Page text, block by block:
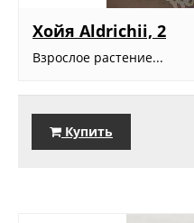
Хойя Aldrichii, 2
Взрослое растение...
Купить